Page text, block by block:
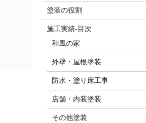
塗装の役割
施工実績-目次
和風の家
外壁・屋根塗装
防水・塗り床工事
店舗・内装塗装
その他塗装